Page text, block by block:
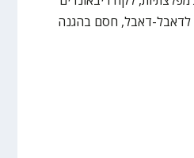
לדאבל-דאבל, חסם בהגנה